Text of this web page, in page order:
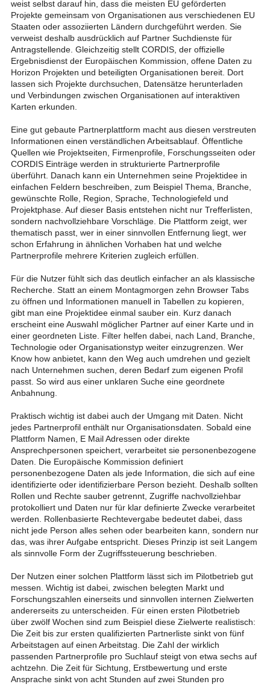
weist selbst darauf hin, dass die meisten EU geförderten
Projekte gemeinsam von Organisationen aus verschiedenen EU
Staaten oder assoziierten Ländern durchgeführt werden. Sie
verweist deshalb ausdrücklich auf Partner Suchdienste für
Antragstellende. Gleichzeitig stellt CORDIS, der offizielle
Ergebnisdienst der Europäischen Kommission, offene Daten zu
Horizon Projekten und beteiligten Organisationen bereit. Dort
lassen sich Projekte durchsuchen, Datensätze herunterladen
und Verbindungen zwischen Organisationen auf interaktiven
Karten erkunden.
Eine gut gebaute Partnerplattform macht aus diesen verstreuten
Informationen einen verständlichen Arbeitsablauf. Öffentliche
Quellen wie Projektseiten, Firmenprofile, Forschungsseiten oder
CORDIS Einträge werden in strukturierte Partnerprofile
überführt. Danach kann ein Unternehmen seine Projektidee in
einfachen Feldern beschreiben, zum Beispiel Thema, Branche,
gewünschte Rolle, Region, Sprache, Technologiefeld und
Projektphase. Auf dieser Basis entstehen nicht nur Trefferlisten,
sondern nachvollziehbare Vorschläge. Die Plattform zeigt, wer
thematisch passt, wer in einer sinnvollen Entfernung liegt, wer
schon Erfahrung in ähnlichen Vorhaben hat und welche
Partnerprofile mehrere Kriterien zugleich erfüllen.
Für die Nutzer fühlt sich das deutlich einfacher an als klassische
Recherche. Statt an einem Montagmorgen zehn Browser Tabs
zu öffnen und Informationen manuell in Tabellen zu kopieren,
gibt man eine Projektidee einmal sauber ein. Kurz danach
erscheint eine Auswahl möglicher Partner auf einer Karte und in
einer geordneten Liste. Filter helfen dabei, nach Land, Branche,
Technologie oder Organisationstyp weiter einzugrenzen. Wer
Know how anbietet, kann den Weg auch umdrehen und gezielt
nach Unternehmen suchen, deren Bedarf zum eigenen Profil
passt. So wird aus einer unklaren Suche eine geordnete
Anbahnung.
Praktisch wichtig ist dabei auch der Umgang mit Daten. Nicht
jedes Partnerprofil enthält nur Organisationsdaten. Sobald eine
Plattform Namen, E Mail Adressen oder direkte
Ansprechpersonen speichert, verarbeitet sie personenbezogene
Daten. Die Europäische Kommission definiert
personenbezogene Daten als jede Information, die sich auf eine
identifizierte oder identifizierbare Person bezieht. Deshalb sollten
Rollen und Rechte sauber getrennt, Zugriffe nachvollziehbar
protokolliert und Daten nur für klar definierte Zwecke verarbeitet
werden. Rollenbasierte Rechtevergabe bedeutet dabei, dass
nicht jede Person alles sehen oder bearbeiten kann, sondern nur
das, was ihrer Aufgabe entspricht. Dieses Prinzip ist seit Langem
als sinnvolle Form der Zugriffssteuerung beschrieben.
Der Nutzen einer solchen Plattform lässt sich im Pilotbetrieb gut
messen. Wichtig ist dabei, zwischen belegten Markt und
Forschungszahlen einerseits und sinnvollen internen Zielwerten
andererseits zu unterscheiden. Für einen ersten Pilotbetrieb
über zwölf Wochen sind zum Beispiel diese Zielwerte realistisch:
Die Zeit bis zur ersten qualifizierten Partnerliste sinkt von fünf
Arbeitstagen auf einen Arbeitstag. Die Zahl der wirklich
passenden Partnerprofile pro Suchlauf steigt von etwa sechs auf
achtzehn. Die Zeit für Sichtung, Erstbewertung und erste
Ansprache sinkt von acht Stunden auf zwei Stunden pro